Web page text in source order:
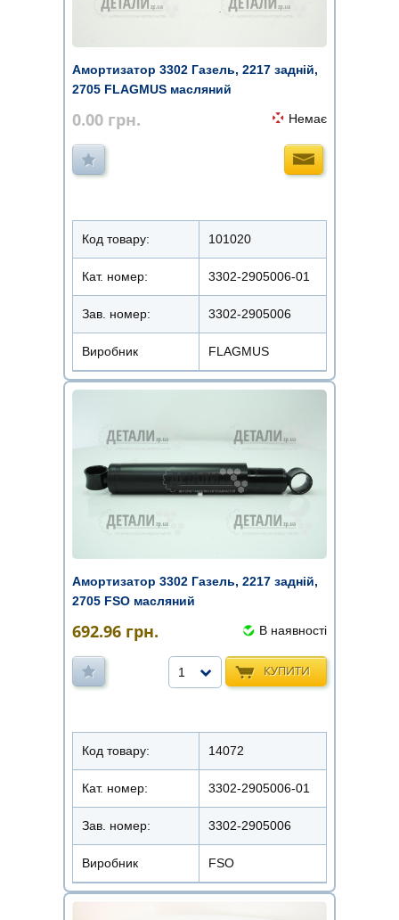
Амортизатор 3302 Газель, 2217 задній,
2705 FLAGMUS масляний
0.00 грн. Немає
Код товару: 101020
Кат. номер: 3302-2905006-01
Зав. номер: 3302-2905006
Виробник FLAGMUS
Амортизатор 3302 Газель, 2217 задній,
2705 FSO масляний
692.96 грн. В наявності
КУПИТИ
1
Код товару: 14072
Кат. номер: 3302-2905006-01
Зав. номер: 3302-2905006
Виробник FSO